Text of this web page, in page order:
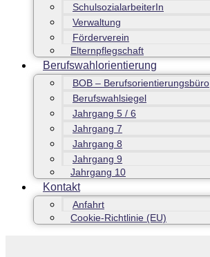
SchulsozialarbeiterIn
Verwaltung
Förderverein
Elternpflegschaft
Berufswahlorientierung
BOB – Berufsorientierungsbüro
Berufswahlsiegel
Jahrgang 5 / 6
Jahrgang 7
Jahrgang 8
Jahrgang 9
Jahrgang 10
Kontakt
Anfahrt
Cookie-Richtlinie (EU)